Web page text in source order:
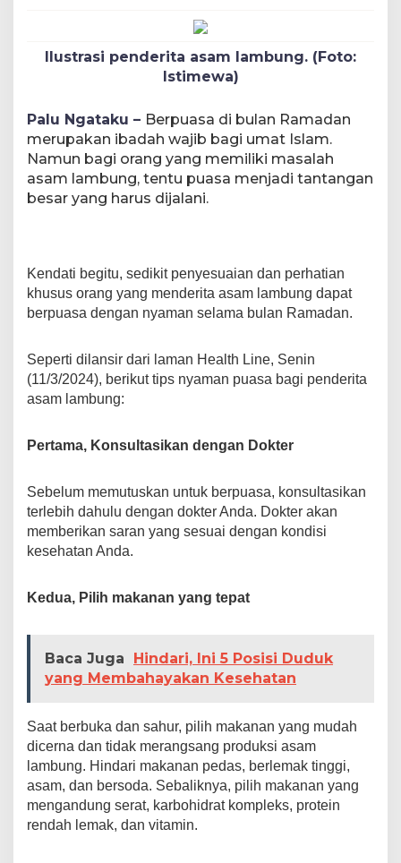
Ilustrasi penderita asam lambung. (Foto:
Istimewa)
Palu Ngataku – Berpuasa di bulan Ramadan
merupakan ibadah wajib bagi umat Islam.
Namun bagi orang yang memiliki masalah
asam lambung, tentu puasa menjadi tantangan
besar yang harus dijalani.
Kendati begitu, sedikit penyesuaian dan perhatian
khusus orang yang menderita asam lambung dapat
berpuasa dengan nyaman selama bulan Ramadan.
Seperti dilansir dari laman Health Line, Senin
(11/3/2024), berikut tips nyaman puasa bagi penderita
asam lambung:
Pertama, Konsultasikan dengan Dokter
Sebelum memutuskan untuk berpuasa, konsultasikan
terlebih dahulu dengan dokter Anda. Dokter akan
memberikan saran yang sesuai dengan kondisi
kesehatan Anda.
Kedua, Pilih makanan yang tepat
Baca Juga
Hindari, Ini 5 Posisi Duduk
yang Membahayakan Kesehatan
Saat berbuka dan sahur, pilih makanan yang mudah
dicerna dan tidak merangsang produksi asam
lambung. Hindari makanan pedas, berlemak tinggi,
asam, dan bersoda. Sebaliknya, pilih makanan yang
mengandung serat, karbohidrat kompleks, protein
rendah lemak, dan vitamin.